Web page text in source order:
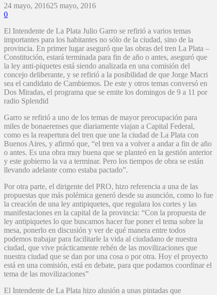
24 mayo, 201625 mayo, 2016
0
El Intendente de La Plata Julio Garro se refirió a varios temas
importantes para los habitantes no sólo de la ciudad, sino de la
provincia. En primer lugar aseguró que las obras del tren La Plata –
Constitución, estará terminada para fin de año o antes, aseguró que
la ley anti-piquetes está siendo analizada en una comisión del
concejo deliberante, y se refirió a la posibilidad de que Jorge Macri
sea el candidato de Cambiemos. De este y otros temas conversó en
Dos Miradas, el programa que se emite los domingos de 9 a 11 por
radio Splendid
Garro se refirió a uno de los temas de mayor preocupación para
miles de bonaerenses que diariamente viajan a Capital Federal,
como es la reapertura del tren que une la ciudad de La Plata con
Buenos Aires, y afirmó que, “el tren va a volver a andar a fin de año
o antes. Es una obra muy buena que se planteó en la gestión anterior
y este gobierno la va a terminar. Pero los tiempos de obra se están
llevando adelante como estaba pactado”.
Por otra parte, el dirigente del PRO, hizo referencia a una de las
propuestas que más polémica generó desde su asunción, como lo fue
la creación de una ley antipiquetes, que regulara los cortes y las
manifestaciones en la capital de la provincia: “Con la propuesta de
ley antipiquetes lo que buscamos hacer fue poner el tema sobre la
mesa, ponerlo en discusión y ver de qué manera entre todos
podemos trabajar para facilitarle la vida al ciudadano de nuestra
ciudad, que vive prácticamente rehén de las movilizaciones que
nuestra ciudad que se dan por una cosa o por otra. Hoy el proyecto
está en una comisión, está en debate, para que podamos coordinar el
tema de las movilizaciones”
El Intendente de La Plata hizo alusión a unas pintadas que